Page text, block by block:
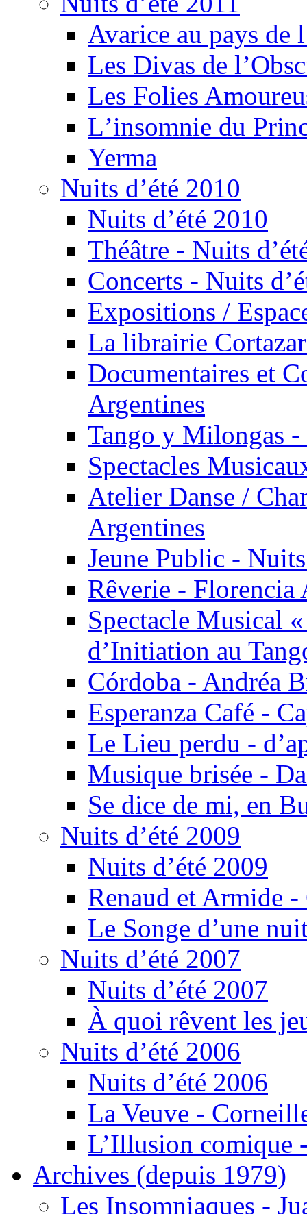
Avarice au pays de
Les Divas de
Les Folies
Lʼinsomnie du
Yerma
Nuits d’été 2010
Nuits d’été 2010
Théâtre - Nuits
Concerts - Nuits
Expositions /
La librairie
Documentaires et
Argentines
Tango y Milongas -
Spectacles
Atelier Danse /
Argentines
Jeune Public -
Rêverie - Florencia
Spectacle Musical
d’Initiation au
Córdoba - Andréa
Esperanza Café -
Le Lieu perdu -
Musique brisée -
Se dice de mi, en
Nuits d’été 2009
Nuits d’été 2009
Renaud et Armide -
Le Songe d’une
Nuits d’été 2007
Nuits d’été 2007
À quoi rêvent les
Nuits d’été 2006
Nuits d’été 2006
La Veuve -
L’Illusion comique
Archives (depuis 1979)
Les Insomniaques -